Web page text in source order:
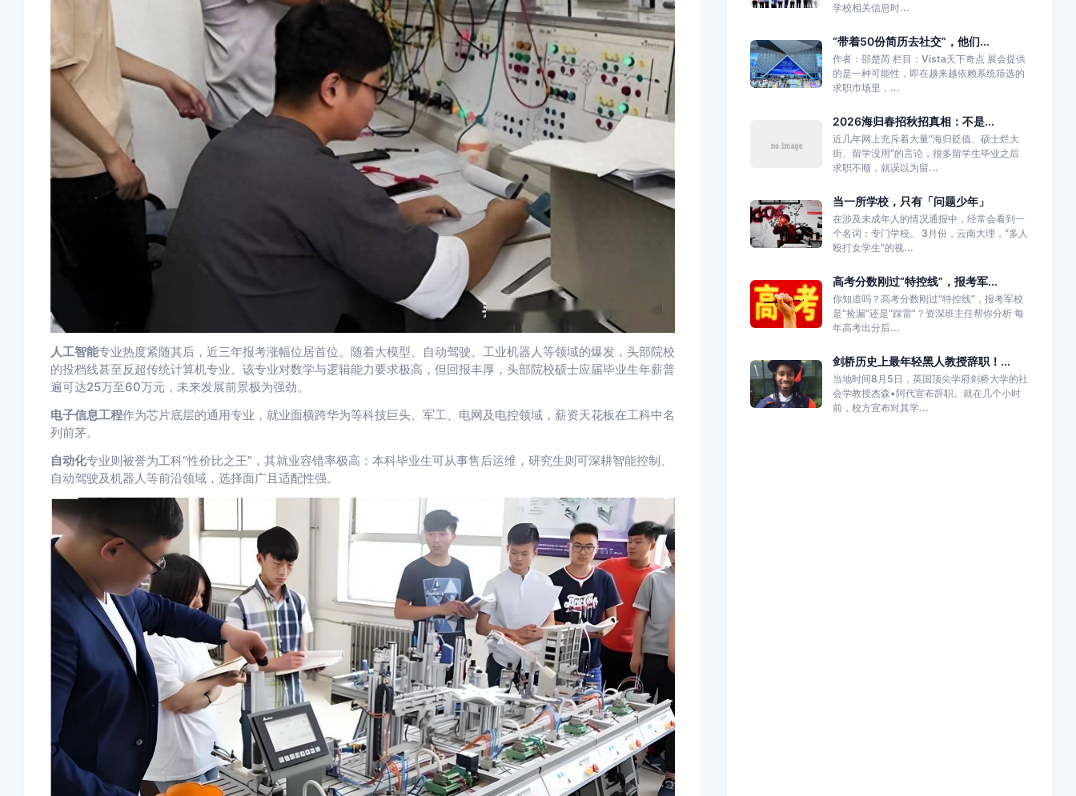
人工智能专业热度紧随其后，近三年报考涨幅位居首位。随着大模型、自动驾驶、工业机器人等领域的爆发，头部院校
的投档线甚至反超传统计算机专业。该专业对数学与逻辑能力要求极高，但回报丰厚，头部院校硕士应届毕业生年薪普
遍可达25万至60万元，未来发展前景极为强劲。
电子信息工程作为芯片底层的通用专业，就业面横跨华为等科技巨头、军工、电网及电控领域，薪资天花板在工科中名
列前茅。
自动化专业则被誉为工科“性价比之王”，其就业容错率极高：本科毕业生可从事售后运维，研究生则可深耕智能控制、
自动驾驶及机器人等前沿领域，选择面广且适配性强。
学校相关信息时...
“带着50份简历去社交”，他们...
作者：邵楚芮 栏目：Vista天下奇点 展会提供
的是一种可能性，即在越来越依赖系统筛选的
求职市场里，...
2026海归春招秋招真相：不是...
近几年网上充斥着大量“海归贬值、硕士烂大
街、留学没用”的言论，很多留学生毕业之后
求职不顺，就误以为留...
当一所学校，只有「问题少年」
在涉及未成年人的情况通报中，经常会看到一
个名词：专门学校。 3月份，云南大理，“多人
殴打女学生”的视...
高考分数刚过“特控线”，报考军...
你知道吗？高考分数刚过“特控线”，报考军校
是“捡漏”还是“踩雷”？资深班主任帮你分析 每
年高考出分后...
剑桥历史上最年轻黑人教授辞职！...
当地时间8月5日，英国顶尖学府剑桥大学的社
会学教授杰森•阿代宣布辞职。就在几个小时
前，校方宣布对其学...